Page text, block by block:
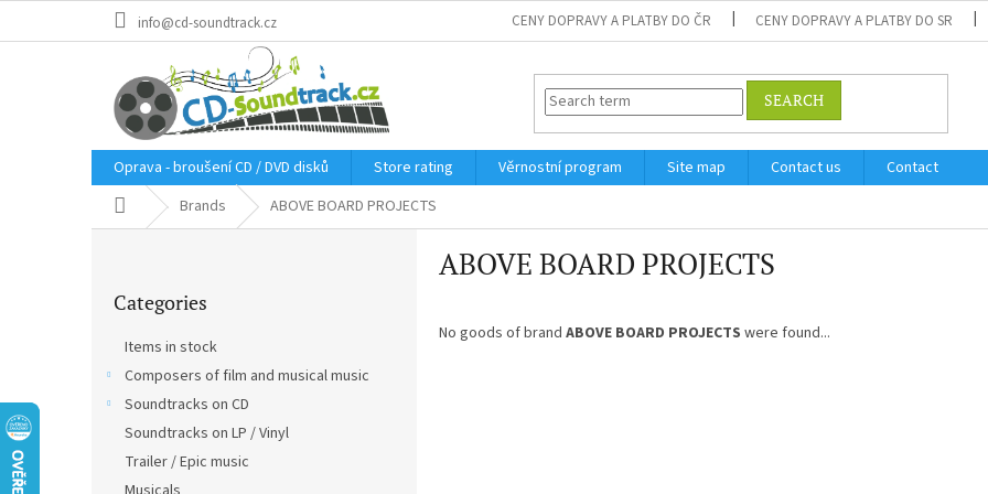
info@cd-soundtrack.cz CENY DOPRAVY A PLATBY DO ČR CENY DOPRAVY A PLATBY DO SR
SEARCH
Oprava - broušení CD / DVD disků Store rating Věrnostní program Site map Contact us
Contact
Home Brands ABOVE BOARD PROJECTS
categories
Categories
Items in stock
Composers of film and musical music
Soundtracks on CD
Soundtracks on LP / Vinyl
Trailer / Epic music
ABOVE BOARD PROJECTS
No goods of brand ABOVE BOARD PROJECTS were found...